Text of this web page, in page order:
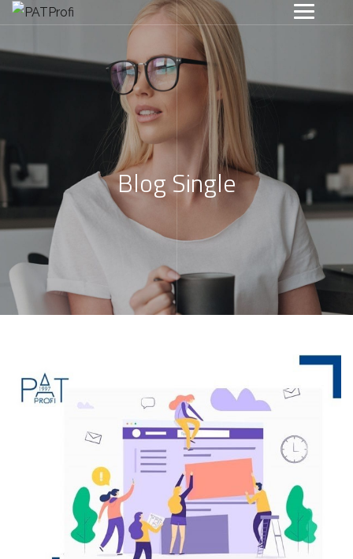
Blog Single